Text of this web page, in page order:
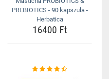
PREBIOTICS - 90 kapszula -
Herbatica
16400 Ft